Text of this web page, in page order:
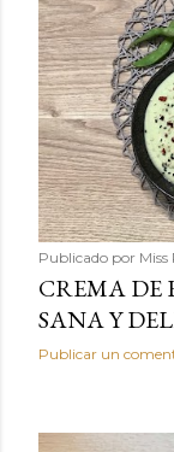
Publicado por
CREMA DE
SANA Y
Publicar un